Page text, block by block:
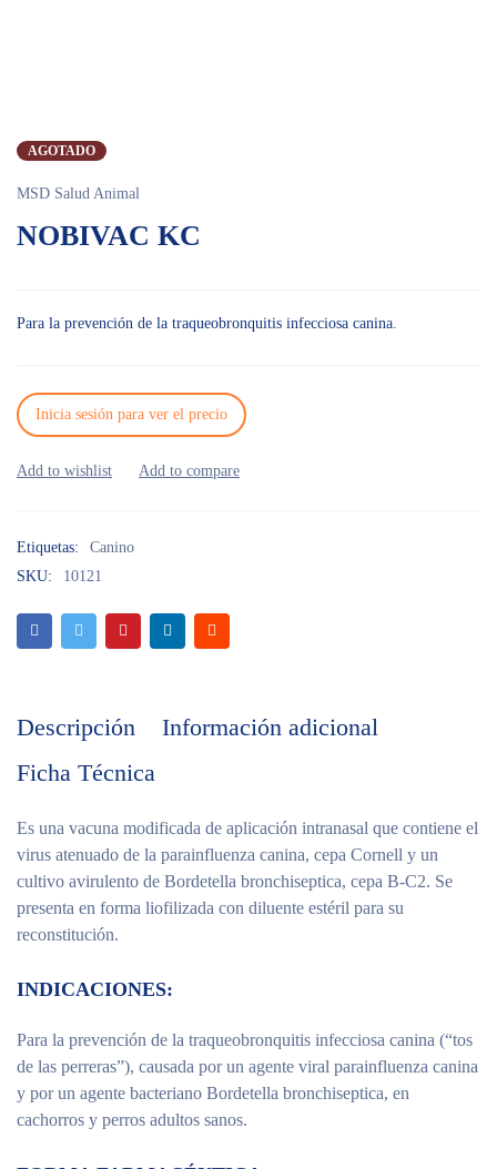
AGOTADO
MSD Salud Animal
NOBIVAC KC
Para la prevención de la traqueobronquitis infecciosa canina.
Inicia sesión para ver el precio
Etiquetas:
Canino
SKU:
10121
Descripción
Información adicional
Ficha Técnica
Es una vacuna modificada de aplicación intranasal que contiene el
virus atenuado de la parainfluenza canina, cepa Cornell y un
cultivo avirulento de Bordetella bronchiseptica, cepa B-C2. Se
presenta en forma liofilizada con diluente estéril para su
reconstitución.
INDICACIONES:
Para la prevención de la traqueobronquitis infecciosa canina (“tos
de las perreras”), causada por un agente viral parainfluenza canina
y por un agente bacteriano Bordetella bronchiseptica, en
cachorros y perros adultos sanos.